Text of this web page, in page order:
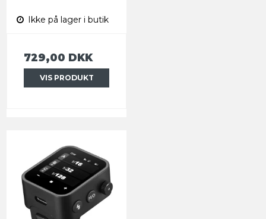
Ikke på lager i butik
729,00 DKK
VIS PRODUKT